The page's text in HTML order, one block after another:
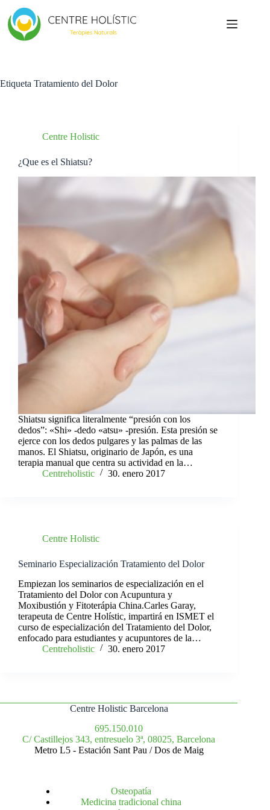
contenido
Etiqueta Tratamiento del Dolor
Centre Holistic
¿Que es el Shiatsu?
Shiatsu significa literalmente “presión con los
dedos”: «Shi» -dedo «atsu» -presión. Esta presión se
ejerce con los dedos pulgares y las palmas de las
manos. El Shiatsu, originario de Japón, es una
terapia manual que centra su actividad en la…
Centreholistic
30. enero 2017
Centre Holistic
Seminario Especialización Tratamiento del Dolor
Empiezan los seminarios de especialización en el
Tratamiento del Dolor con Acupuntura y
Moxibustión y Fitoterápia China.Carles Garay,
terapeuta de Centre Holístic, impartirá en ISMET el
curso de especialización del Tratamiento del Dolor,
enfocado para estudiantes y acupuntores de la…
Centreholistic
30. enero 2017
Centre Holistic Barcelona
695.150.010
C/ Castillejos 343, entresuelo 3ª, 08025, Barcelona
Metro L5 - Estación Sant Pau / Dos de Maig
Osteopatía
Medicina tradicional china